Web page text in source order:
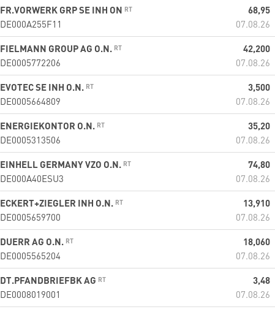
FR.VORWERK GRP SE INH ON
DE000A255F11
68,95
07.08.26
FIELMANN GROUP AG O.N.
DE0005772206
42,200
07.08.26
EVOTEC SE INH O.N.
DE0005664809
3,500
07.08.26
ENERGIEKONTOR O.N.
DE0005313506
35,20
07.08.26
EINHELL GERMANY VZO O.N.
DE000A40ESU3
74,80
07.08.26
ECKERT+ZIEGLER INH O.N.
DE0005659700
13,910
07.08.26
DUERR AG O.N.
DE0005565204
18,060
07.08.26
DT.PFANDBRIEFBK AG
DE0008019001
3,48
07.08.26